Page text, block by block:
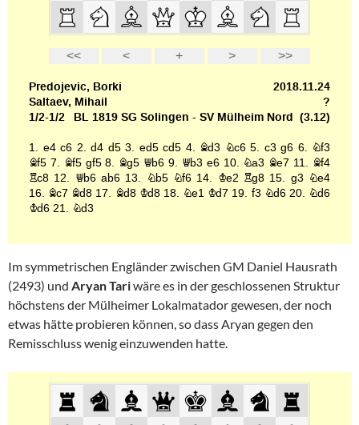
Im symmetrischen Engländer zwischen GM Daniel Hausrath
(2493) und Aryan Tariwäre es in der geschlossenen Struktur
höchstens der Mülheimer Lokalmatador gewesen, der noch
etwas hätte probieren können, so dass Aryan gegen den
Remisschluss wenig einzuwenden hatte.